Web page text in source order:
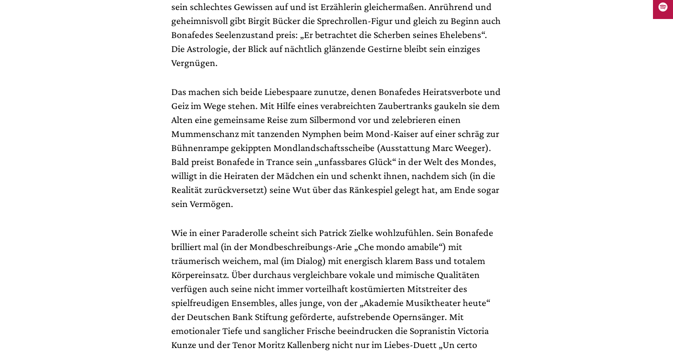
sein schlechtes Gewissen auf und ist Erzählerin gleichermaßen. Anrührend und
geheimnisvoll gibt Birgit Bücker die Sprechrollen-Figur und gleich zu Beginn auch
Bonafedes Seelenzustand preis: „Er betrachtet die Scherben seines Ehelebens“.
Die Astrologie, der Blick auf nächtlich glänzende Gestirne bleibt sein einziges
Vergnügen.
Das machen sich beide Liebespaare zunutze, denen Bonafedes Heiratsverbote und
Geiz im Wege stehen. Mit Hilfe eines verabreichten Zaubertranks gaukeln sie dem
Alten eine gemeinsame Reise zum Silbermond vor und zelebrieren einen
Mummenschanz mit tanzenden Nymphen beim Mond-Kaiser auf einer schräg zur
Bühnenrampe gekippten Mondlandschaftsscheibe (Ausstattung Marc Weeger).
Bald preist Bonafede in Trance sein „unfassbares Glück“ in der Welt des Mondes,
willigt in die Heiraten der Mädchen ein und schenkt ihnen, nachdem sich (in die
Realität zurückversetzt) seine Wut über das Ränkespiel gelegt hat, am Ende sogar
sein Vermögen.
Wie in einer Paraderolle scheint sich Patrick Zielke wohlzufühlen. Sein Bonafede
brilliert mal (in der Mondbeschreibungs-Arie „Che mondo amabile“) mit
träumerisch weichem, mal (im Dialog) mit energisch klarem Bass und totalem
Körpereinsatz. Über durchaus vergleichbare vokale und mimische Qualitäten
verfügen auch seine nicht immer vorteilhaft kostümierten Mitstreiter des
spielfreudigen Ensembles, alles junge, von der „Akademie Musiktheater heute“
der Deutschen Bank Stiftung geförderte, aufstrebende Opernsänger. Mit
emotionaler Tiefe und sanglicher Frische beeindrucken die Sopranistin Victoria
Kunze und der Tenor Moritz Kallenberg nicht nur im Liebes-Duett „Un certo